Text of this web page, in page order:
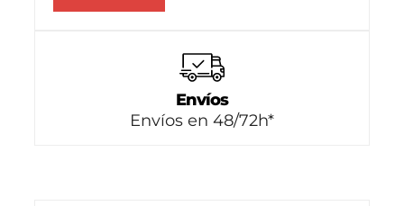
Envíos
Envíos en 48/72h*